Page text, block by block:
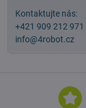
Kontaktujte nás:
+421 909 212 971
info@4robot.cz